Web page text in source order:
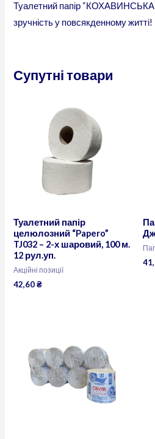
Туалетний папір
зручність у повсякденному житті!
Супутні товари
Туалетний папір
целюлозний “Papero”
TJ032 – 2-х шаровий, 100 м.
12 рул.уп.
Акційні позиції
42,60₴